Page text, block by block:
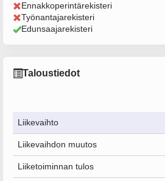
Ennakkoperintärekisteri
Työnantajarekisteri
Edunsaajarekisteri
Taloustiedot
Liikevaihto
Liikevaihdon muutos
Liiketoiminnan tulos